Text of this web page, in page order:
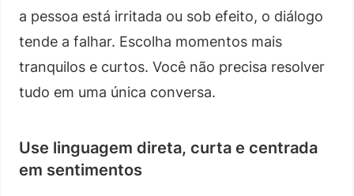
a pessoa está irritada ou sob efeito, o diálogo
tende a falhar. Escolha momentos mais
tranquilos e curtos. Você não precisa resolver
tudo em uma única conversa.
Use linguagem direta, curta e centrada
em sentimentos